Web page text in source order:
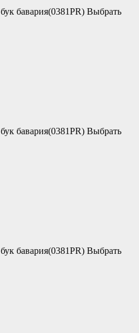
бук бавария(0381PR) Выбрать
бук бавария(0381PR) Выбрать
бук бавария(0381PR) Выбрать